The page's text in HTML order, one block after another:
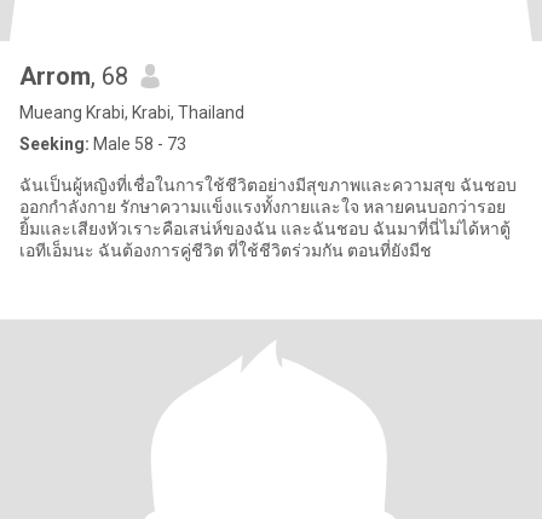
Arrom, 68
Mueang Krabi, Krabi, Thailand
Seeking: Male 58 - 73
ฉันเป็นผู้หญิงที่เชื่อในการใช้ชีวิตอย่างมีสุขภาพและความสุข ฉันชอบ
ออกกำลังกาย รักษาความแข็งแรงทั้งกายและใจ หลายคนบอกว่ารอย
ยิ้มและเสียงหัวเราะคือเสน่ห์ของฉัน และฉันชอบ ฉันมาที่นี่ไม่ได้หาตู้
เอทีเอ็มนะ ฉันต้องการคู่ชีวิต ที่ใช้ชีวิตร่วมกัน ตอนที่ยังมีช